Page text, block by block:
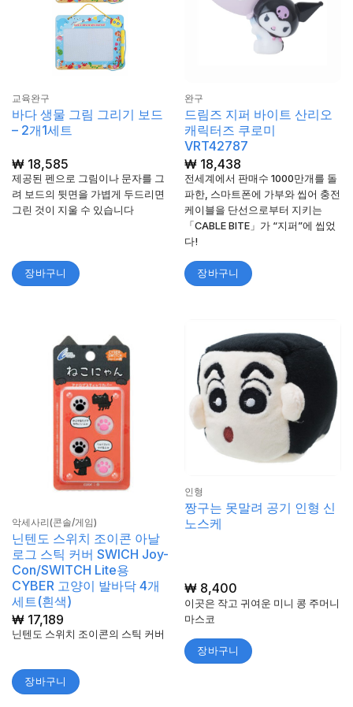
교육완구
바다 생물 그림 그리기 보드
– 2개1세트
₩18,585
제공된 펜으로 그림이나 문자를 그
려 보드의 뒷면을 가볍게 두드리면
그린 것이 지울 수 있습니다
장바구니
완구
드림즈 지퍼 바이트 산리오
캐릭터즈 쿠로미
VRT42787
₩18,438
전세계에서 판매수 1000만개를 돌
파한, 스마트폰에 가부와 씹어 충전
케이블을 단선으로부터 지키는
「CABLE BITE」가 “지퍼”에 씹었
다!
장바구니
악세사리(콘솔/게임)
닌텐도 스위치 조이콘 아날
로그 스틱 커버 SWICH Joy-
Con/SWITCH Lite용
CYBER 고양이 발바닥 4개
세트(흰색)
₩17,189
닌텐도 스위치 조이콘의 스틱 커버
장바구니
인형
짱구는 못말려 공기 인형 신
노스케
₩8,400
이곳은 작고 귀여운 미니 콩 주머니
마스코
장바구니